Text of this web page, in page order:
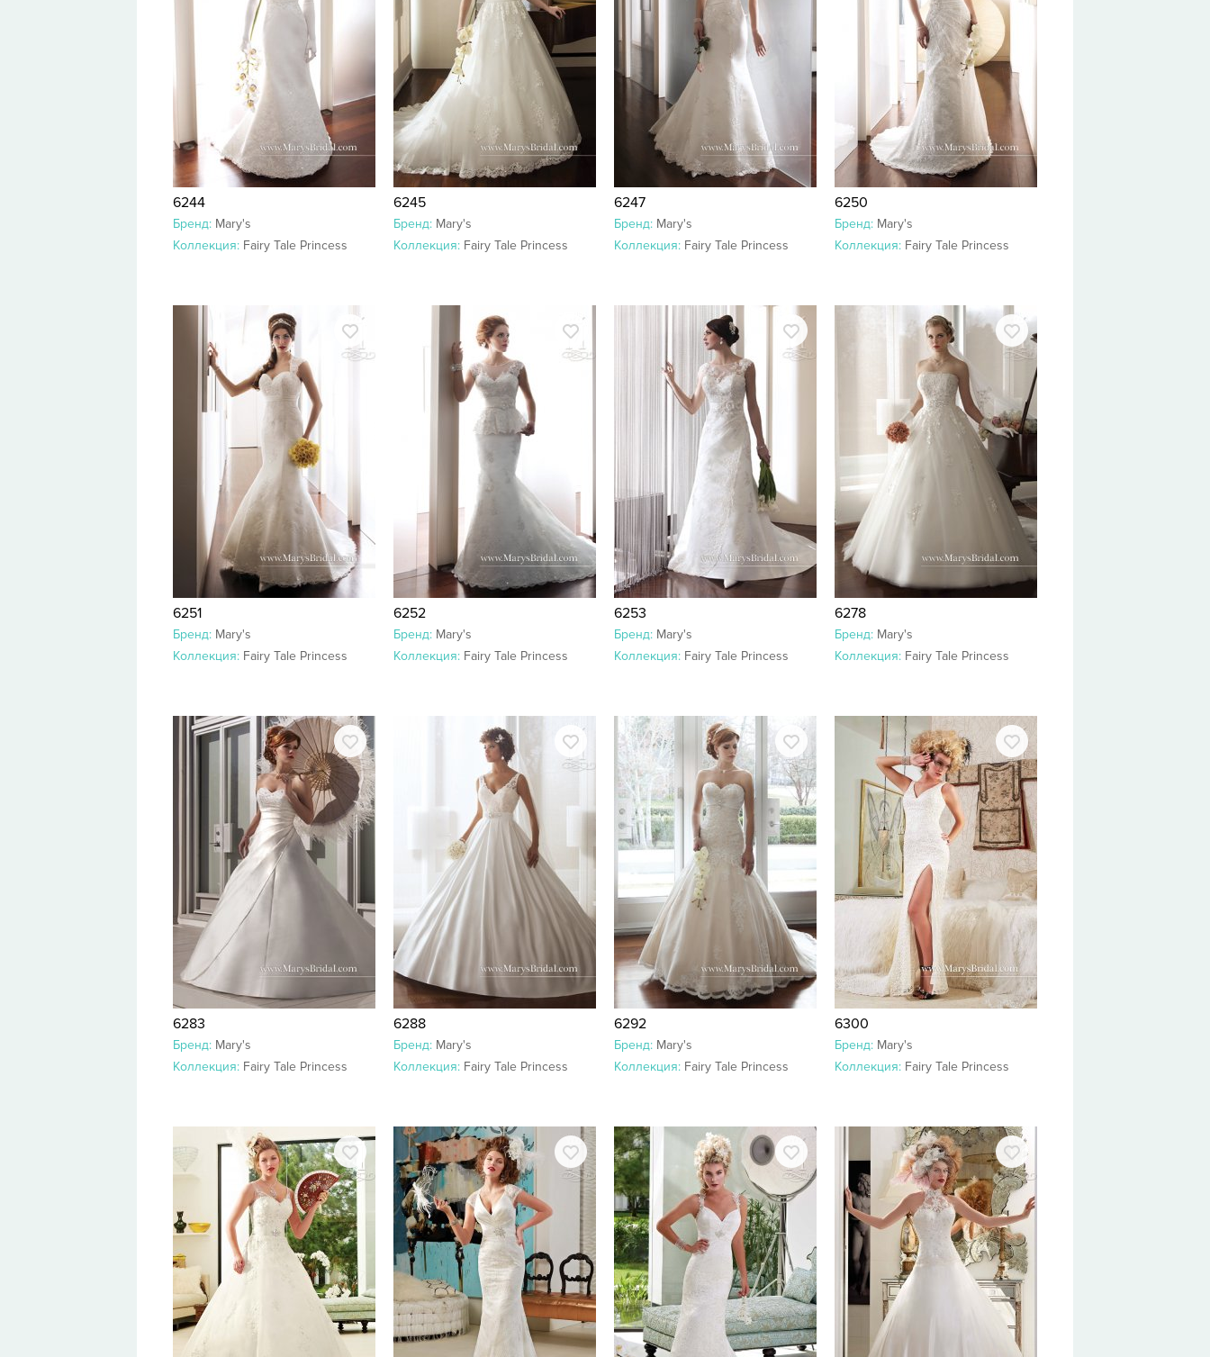
6244
Бренд: Mary's
Коллекция: Fairy Tale Princess
6245
Бренд: Mary's
Коллекция: Fairy Tale Princess
6247
Бренд: Mary's
Коллекция: Fairy Tale Princess
6250
Бренд: Mary's
Коллекция: Fairy Tale Princess
6251
Бренд: Mary's
Коллекция: Fairy Tale Princess
6252
Бренд: Mary's
Коллекция: Fairy Tale Princess
6253
Бренд: Mary's
Коллекция: Fairy Tale Princess
6278
Бренд: Mary's
Коллекция: Fairy Tale Princess
6283
Бренд: Mary's
Коллекция: Fairy Tale Princess
6288
Бренд: Mary's
Коллекция: Fairy Tale Princess
6292
Бренд: Mary's
Коллекция: Fairy Tale Princess
6300
Бренд: Mary's
Коллекция: Fairy Tale Princess